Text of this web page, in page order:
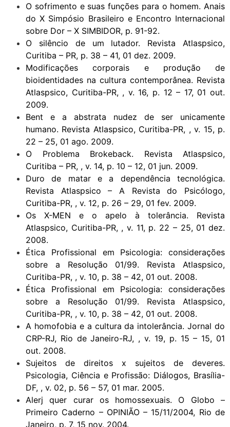
O sofrimento e suas funções para o homem. Anais
do X Simpósio Brasileiro e Encontro Internacional
sobre Dor – X SIMBIDOR, p. 91-92.
O silêncio de um lutador. Revista Atlaspsico,
Curitiba – PR, p. 38 – 41, 01 dez. 2009.
Modificações corporais e produção de
bioidentidades na cultura contemporânea. Revista
Atlaspsico, Curitiba-PR, , v. 16, p. 12 – 17, 01 out.
2009.
Bent e a abstrata nudez de ser unicamente
humano. Revista Atlaspsico, Curitiba-PR, , v. 15, p.
22 – 25, 01 ago. 2009.
O Problema Brokeback. Revista Atlaspsico,
Curitiba – PR, , v. 14, p. 10 – 12, 01 jun. 2009.
Duro de matar e a dependência tecnológica.
Revista Atlaspsico – A Revista do Psicólogo,
Curitiba-PR, , v. 12, p. 26 – 29, 01 fev. 2009.
Os X-MEN e o apelo à tolerância. Revista
Atlaspsico, Curitiba-PR, , v. 11, p. 22 – 25, 01 dez.
2008.
Ética Profissional em Psicologia: considerações
sobre a Resolução 01/99. Revista Atlaspsico,
Curitiba-PR, , v. 10, p. 38 – 42, 01 out. 2008.
Ética Profissional em Psicologia: considerações
sobre a Resolução 01/99. Revista Atlaspsico,
Curitiba-PR, , v. 10, p. 38 – 42, 01 out. 2008.
A homofobia e a cultura da intolerância. Jornal do
CRP-RJ, Rio de Janeiro-RJ, , v. 19, p. 15 – 15, 01
out. 2008.
Sujeitos de direitos x sujeitos de deveres.
Psicologia, Ciência e Profissão: Diálogos, Brasília-
DF, , v. 02, p. 56 – 57, 01 mar. 2005.
Alerj quer curar os homossexuais. O Globo –
Primeiro Caderno – OPINIÃO – 15/11/2004, Rio de
Janeiro, p. 7, 15 nov. 2004.